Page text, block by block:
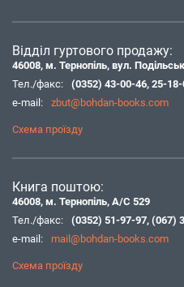
Відділ гуртового продажу:
46008, м. Тернопіль, вул.
Тел./факс:
(0352) 43-00-46, 25-18-
e-mail:
zbut@bohdan-books.com
Схема проїзду
Книга поштою:
46008, м. Тернопіль, А/С 529
Тел./факс:
(0352) 51-97-97, (067)
e-mail:
mail@bohdan-books.com
Схема проїзду